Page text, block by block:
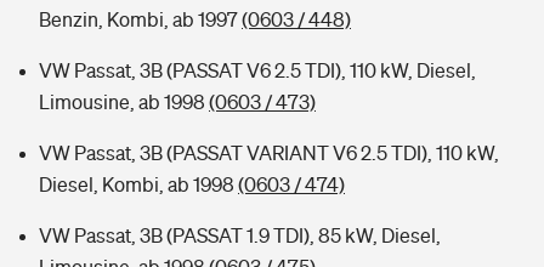
Benzin, Kombi, ab 1997(0603 / 448)
VW Passat, 3B (PASSAT V6 2.5 TDI), 110 kW, Diesel,
Limousine, ab 1998 (0603 / 473)
VW Passat, 3B (PASSAT VARIANT V6 2.5 TDI), 110 kW,
Diesel, Kombi, ab 1998 (0603 / 474)
VW Passat, 3B (PASSAT 1.9 TDI), 85 kW, Diesel,